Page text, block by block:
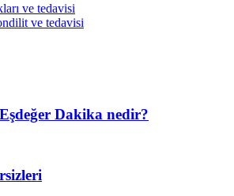
ve tedavisi
ve tedavisi
Dakika nedir?